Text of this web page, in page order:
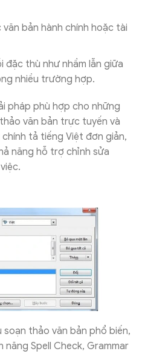
bản hành chính hoặc tài
đặc thù như nhầm lẫn giữa
nhiều trường hợp.
pháp phù hợp cho những
văn bản trực tuyến và
tả tiếng Việt đơn giản,
năng hỗ trợ chỉnh sửa
thảo văn bản phổ biến,
Spell Check, Grammar